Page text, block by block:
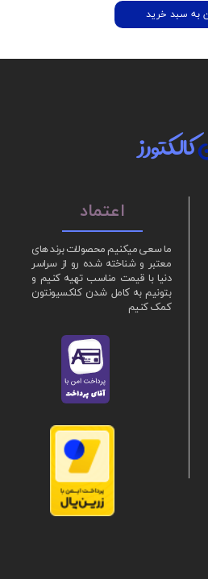
به سبد خرید
ما سعی میکنیم محصولات برند های
معتبر و شناخته شده رو از سراسر
دنیا با قیمت مناسب تهیه کنیم و
بتونیم به کامل شدن کلکسیونتون
کمک کنیم
کالکتورز
اعتماد